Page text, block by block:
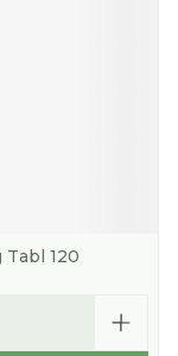
120